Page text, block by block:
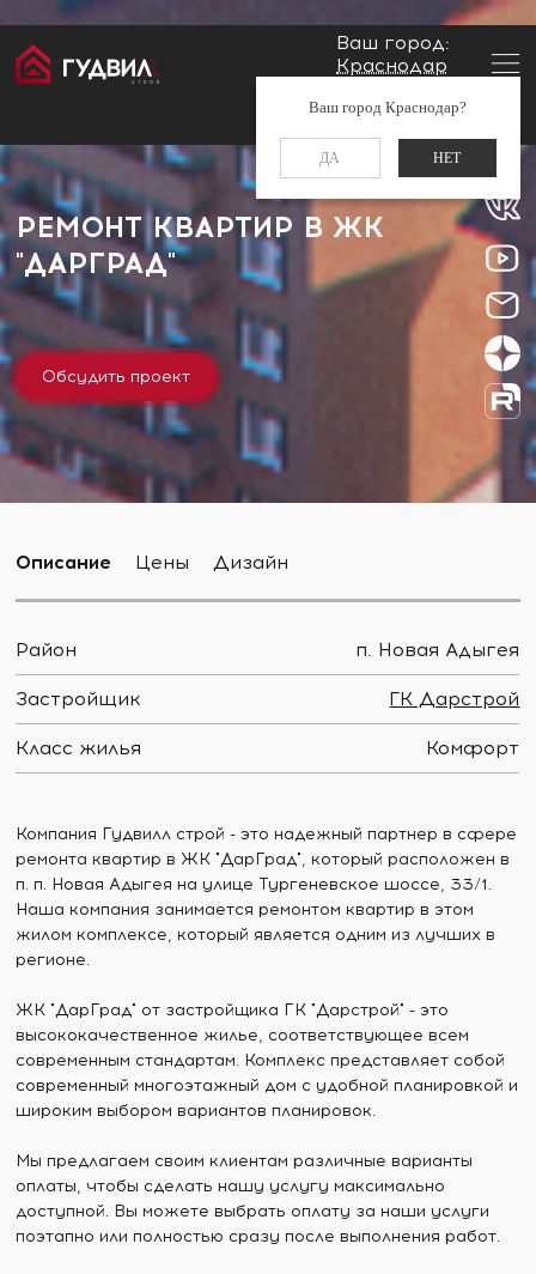
Ваш город:
Краснодар
Ваш город Краснодар?
ДА НЕТ
Заказать звонок
Главная Застройщики
РЕМОНТ КВАРТИР В ЖК
"ДАРГРАД"
Обсудить проект
Описание Цены Дизайн
Район п. Новая Адыгея
Застройщик ГК Дарстрой
Класс жилья Комфорт
Компания Гудвилл строй - это надежный партнер в сфере
ремонта квартир в ЖК "ДарГрад", который расположен в
п. п. Новая Адыгея на улице Тургеневское шоссе, 33/1.
Наша компания занимается ремонтом квартир в этом
жилом комплексе, который является одним из лучших в
регионе.
ЖК "ДарГрад" от застройщика ГК "Дарстрой" - это
высококачественное жилье, соответствующее всем
современным стандартам. Комплекс представляет собой
современный многоэтажный дом с удобной планировкой и
широким выбором вариантов планировок.
Мы предлагаем своим клиентам различные варианты
оплаты, чтобы сделать нашу услугу максимально
доступной. Вы можете выбрать оплату за наши услуги
поэтапно или полностью сразу после выполнения работ.